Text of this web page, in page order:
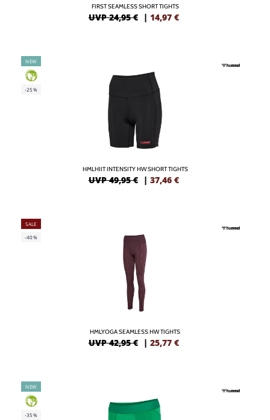
FIRST SEAMLESS SHORT TIGHTS
UVP 24,95 € | 14,97 €
NEW
GREEN
-25%
HMLHIIT INTENSITY HW SHORT TIGHTS
UVP 49,95 € | 37,46 €
SALE
-40%
HMLYOGA SEAMLESS HW TIGHTS
UVP 42,95 € | 25,77 €
NEW
GREEN
-35%